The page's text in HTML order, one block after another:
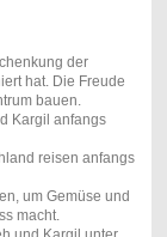
der
hat. Die Freude
bauen.
anfangs
reisen anfangs
um Gemüse und
macht.